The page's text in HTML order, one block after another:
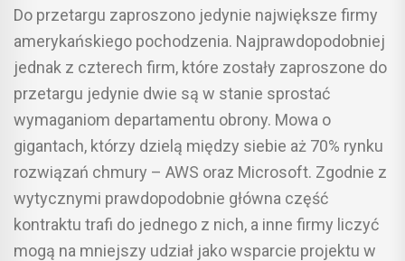
Do przetargu zaproszono jedynie największe firmy
amerykańskiego pochodzenia. Najprawdopodobniej
jednak z czterech firm, które zostały zaproszone do
przetargu jedynie dwie są w stanie sprostać
wymaganiom departamentu obrony. Mowa o
gigantach, którzy dzielą między siebie aż 70% rynku
rozwiązań chmury – AWS oraz Microsoft. Zgodnie z
wytycznymi prawdopodobnie główna część
kontraktu trafi do jednego z nich, a inne firmy liczyć
mogą na mniejszy udział jako wsparcie projektu w